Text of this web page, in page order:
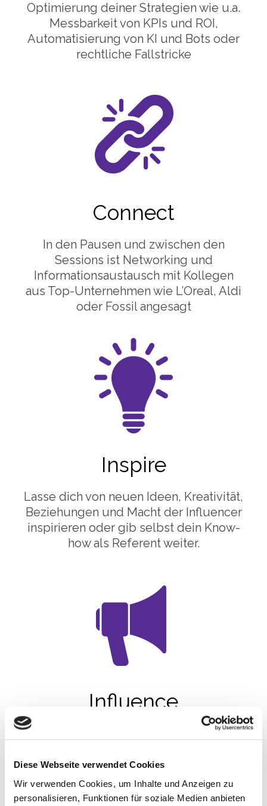
Diese Webseite verwendet Cookies
Wir verwenden Cookies, um Inhalte und Anzeigen zu
personalisieren, Funktionen für soziale Medien anbieten
Optimierung deiner Strategien wie u.a.
Messbarkeit von KPIs und ROI,
Automatisierung von KI und Bots oder
rechtliche Fallstricke
Connect
In den Pausen und zwischen den
Sessions ist Networking und
Informationsaustausch mit Kollegen
aus Top-Unternehmen wie L’Oreal, Aldi
oder Fossil angesagt
Inspire
Lasse dich von neuen Ideen, Kreativität,
Beziehungen und Macht der Influencer
inspirieren oder gib selbst dein Know-
how als Referent weiter.
Influence
Hole dir praktische Ideen, Tipps und
durch Influencer Marketing zum Erfolg
führen